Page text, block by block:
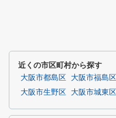
近くの市区町村から探す
大阪市都島区 大阪市福島区
大阪市生野区
大阪市城東区